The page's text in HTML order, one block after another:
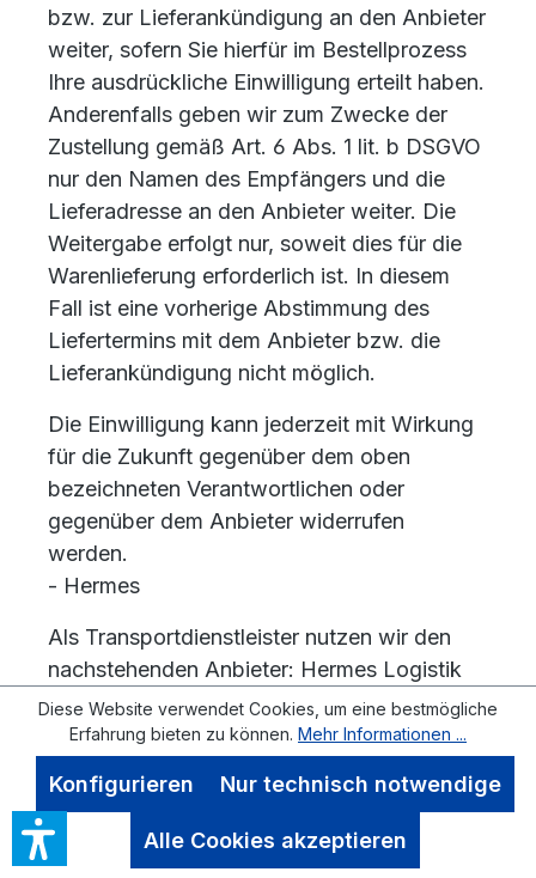
bzw. zur Lieferankündigung an den Anbieter
weiter, sofern Sie hierfür im Bestellprozess
Ihre ausdrückliche Einwilligung erteilt haben.
Anderenfalls geben wir zum Zwecke der
Zustellung gemäß Art. 6 Abs. 1 lit. b DSGVO
nur den Namen des Empfängers und die
Lieferadresse an den Anbieter weiter. Die
Weitergabe erfolgt nur, soweit dies für die
Warenlieferung erforderlich ist. In diesem
Fall ist eine vorherige Abstimmung des
Liefertermins mit dem Anbieter bzw. die
Lieferankündigung nicht möglich.
Die Einwilligung kann jederzeit mit Wirkung
für die Zukunft gegenüber dem oben
bezeichneten Verantwortlichen oder
gegenüber dem Anbieter widerrufen
werden.
- Hermes
Als Transportdienstleister nutzen wir den
nachstehenden Anbieter: Hermes Logistik
Gruppe Deutschland GmbH, Essener Straße
89, 22419 Hamburg, Deutschland
Wir geben Ihre E-Mail-Adresse und/oder
Telefonnummer gemäß Art. 6 Abs. 1 lit. a
DSGVO vor der Zustellung der Ware zum
Diese Website verwendet Cookies, um eine bestmögliche
Erfahrung bieten zu können. Mehr Informationen ...
Nur technisch notwendige
Konfigurieren
Alle Cookies akzeptieren